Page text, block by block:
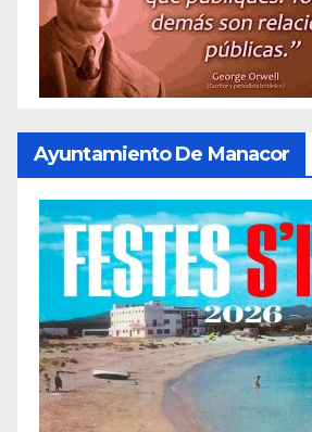
Ayuntamiento De Manacor